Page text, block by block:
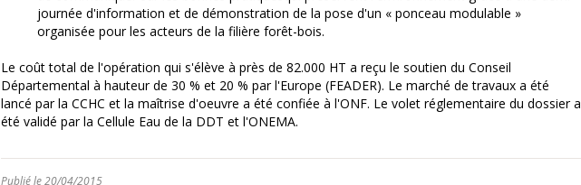
journée d'information et de démonstration de la pose d'un « ponceau modulable »
organisée pour les acteurs de la filière forêt-bois.
Le coût total de l'opération qui s'élève à près de 82.000 HT a reçu le soutien du Conseil
Départemental à hauteur de 30 % et 20 % par l'Europe (FEADER). Le marché de travaux a été
lancé par la CCHC et la maîtrise d'oeuvre a été confiée à l'ONF. Le volet réglementaire du dossier a
été validé par la Cellule Eau de la DDT et l'ONEMA.
Publié le 20/04/2015